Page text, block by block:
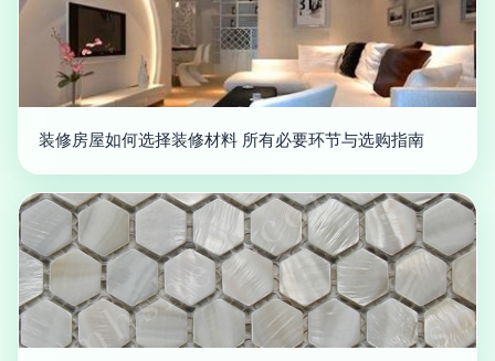
装修房屋如何选择装修材料 所有必要环节与选购指南